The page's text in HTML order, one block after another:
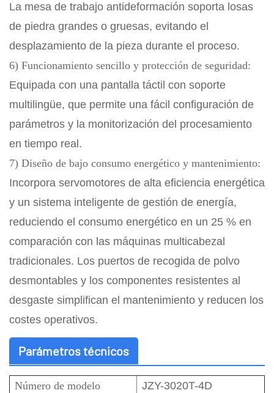
La mesa de trabajo antideformación soporta losas
de piedra grandes o gruesas, evitando el
desplazamiento de la pieza durante el proceso.
6) Funcionamiento sencillo y protección de seguridad:
Equipada con una pantalla táctil con soporte
multilingüe, que permite una fácil configuración de
parámetros y la monitorización del procesamiento
en tiempo real.
7) Diseño de bajo consumo energético y mantenimiento:
Incorpora servomotores de alta eficiencia energética
y un sistema inteligente de gestión de energía,
reduciendo el consumo energético en un 25 % en
comparación con las máquinas multicabezal
tradicionales. Los puertos de recogida de polvo
desmontables y los componentes resistentes al
desgaste simplifican el mantenimiento y reducen los
costes operativos.
Parámetros técnicos
Número de modelo
JZY-3020T-4D